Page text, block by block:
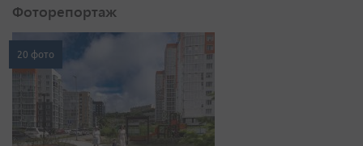
Фоторепортаж
20 фото